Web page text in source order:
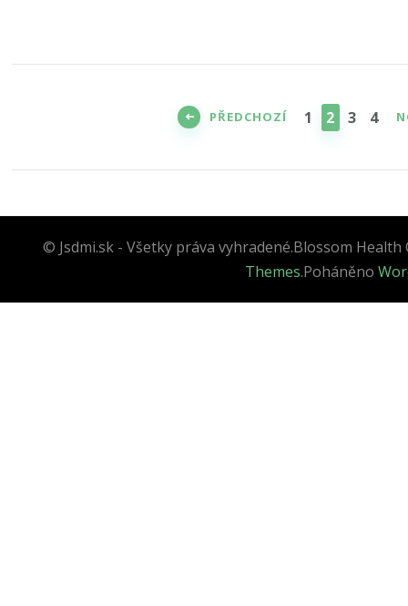
PŘEDCHOZÍ STRÁNKA
1 STRÁNKA
2 3 4
© Jsdmi.sk - Všetky práva vyhradené.Blossom
Themes.Poháněno